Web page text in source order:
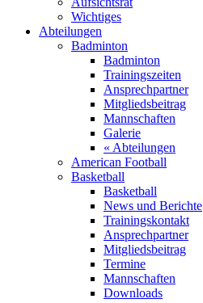
Wichtiges
Abteilungen
Badminton
Badminton
Trainingszeiten
Ansprechpartner
Mitgliedsbeitrag
Mannschaften
Galerie
« Abteilungen
American Football
Basketball
Basketball
News und Berichte
Trainingskontakt
Ansprechpartner
Mitgliedsbeitrag
Termine
Mannschaften
Downloads